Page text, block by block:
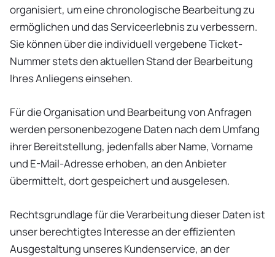
organisiert, um eine chronologische Bearbeitung zu
ermöglichen und das Serviceerlebnis zu verbessern.
Sie können über die individuell vergebene Ticket-
Nummer stets den aktuellen Stand der Bearbeitung
Ihres Anliegens einsehen.
Für die Organisation und Bearbeitung von Anfragen
werden personenbezogene Daten nach dem Umfang
ihrer Bereitstellung, jedenfalls aber Name, Vorname
und E-Mail-Adresse erhoben, an den Anbieter
übermittelt, dort gespeichert und ausgelesen.
Rechtsgrundlage für die Verarbeitung dieser Daten ist
unser berechtigtes Interesse an der effizienten
Ausgestaltung unseres Kundenservice, an der